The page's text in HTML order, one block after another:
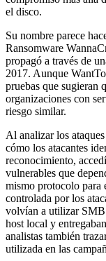
el disco.
Su nombre parece
Ransomware
propagó a través de
2017. Aunque
pruebas que sugieran
organizaciones con
riesgo similar.
Al analizar los
cómo los atacantes
reconocimiento,
vulnerables que
mismo protocolo para
controlada por los
volvían a utilizar SMB
host local y
analistas también
utilizada en las